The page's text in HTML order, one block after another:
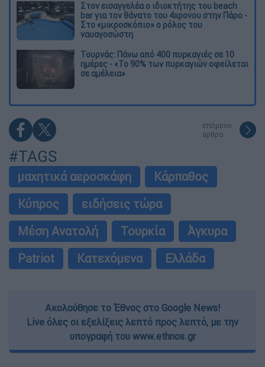
Στον εισαγγελέα ο ιδιοκτήτης του beach
bar για τον θάνατο του 4χρονου στην Πάρο -
Στο «μικροσκόπιο» ο ρόλος του
ναυαγοσώστη
Τουρνάς: Πάνω από 400 πυρκαγιές σε 10
ημέρες - «Το 90% των πυρκαγιών οφείλεται
σε αμέλεια»
επόμενο
άρθρο
#TAGS
μαχητικά αεροσκάφη
Κάρπαθος
Κύπρος
ειδήσεις τώρα
Μέση Ανατολή
Τουρκία
Άγκυρα
Patriot
Κατεχόμενα Ελλάδα
Ακολούθησε το Έθνος στο Google News!
Live όλες οι εξελίξεις λεπτό προς λεπτό, με την
υπογραφή του www.ethnos.gr